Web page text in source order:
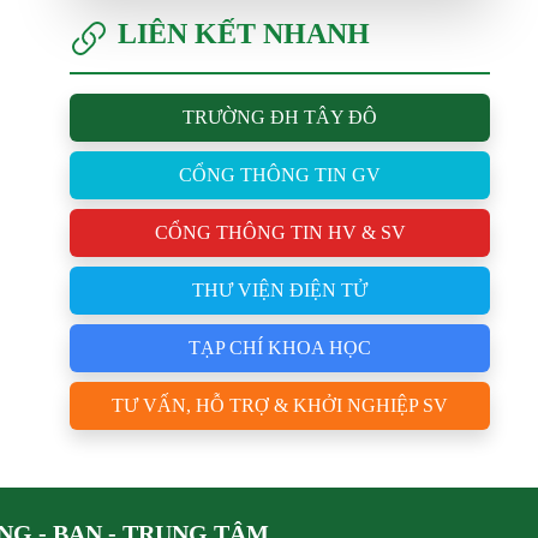
LIÊN KẾT NHANH
TRƯỜNG ĐH TÂY ĐÔ
CỔNG THÔNG TIN GV
CỔNG THÔNG TIN HV & SV
THƯ VIỆN ĐIỆN TỬ
TẠP CHÍ KHOA HỌC
TƯ VẤN, HỖ TRỢ & KHỞI NGHIỆP SV